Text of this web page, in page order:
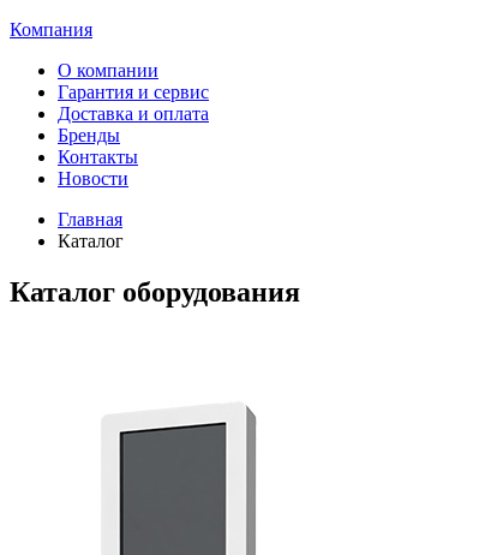
Компания
О компании
Гарантия и сервис
Доставка и оплата
Бренды
Контакты
Новости
Главная
Каталог
Каталог оборудования